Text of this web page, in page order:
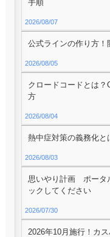
手順
2026/08/07
公式ラインの作り方！
2026/08/05
クロードコードとは
方
2026/08/04
熱中症対策の義務化
2026/08/03
思いやり計画 ポータ
ックしてください
2026/07/30
2026年10月施行！カ